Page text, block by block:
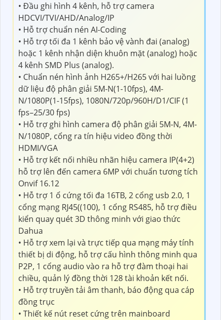
• Đầu ghi hình 4 kênh, hỗ trợ camera
HDCVI/TVI/AHD/Analog/IP
• Hỗ trợ chuẩn nén AI-Coding
• Hỗ trợ tối đa 1 kênh bảo vệ vành đai (analog)
hoặc 1 kênh nhận diện khuôn mặt (analog) hoặc
4 kênh SMD Plus (analog).
• Chuẩn nén hình ảnh H265+/H265 với hai luồng
dữ liệu độ phân giải 5M-N(1-10fps), 4M-
N/1080P(1-15fps), 1080N/720p/960H/D1/CIF (1
fps–25/30 fps)
• Hỗ trợ ghi hình camera độ phân giải 5M-N, 4M-
N/1080P, cổng ra tín hiệu video đồng thời
HDMI/VGA
• Hỗ trợ kết nối nhiều nhãn hiệu camera IP(4+2)
hỗ trợ lên đến camera 6MP với chuẩn tương tích
Onvif 16.12
• Hỗ trợ 1 ổ cứng tối đa 16TB, 2 cổng usb 2.0, 1
cổng mạng RJ45((100), 1 cổng RS485, hỗ trợ điều
kiển quay quét 3D thông minh với giao thức
Dahua
• Hỗ trợ xem lại và trực tiếp qua mạng máy tính
thiết bị di động, hỗ trợ cấu hình thông minh qua
P2P, 1 cổng audio vào ra hỗ trợ đàm thoại hai
chiều, quản lý đồng thời 128 tài khoản kết nối.
• Hỗ trợ truyền tải âm thanh, báo động qua cáp
đồng trục
• Thiết kế nút reset cứng trên mainboard